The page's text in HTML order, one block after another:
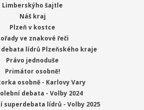
Limberskýho šajtle
Náš kraj
Plzeň v kostce
ve znakové řeči
debata lídrů Plzeňského kraje
Právo jednoduše
Primátor osobně!
osobně - Karlovy Vary
debata - Volby 2024
superdebata lídrů - Volby 2025